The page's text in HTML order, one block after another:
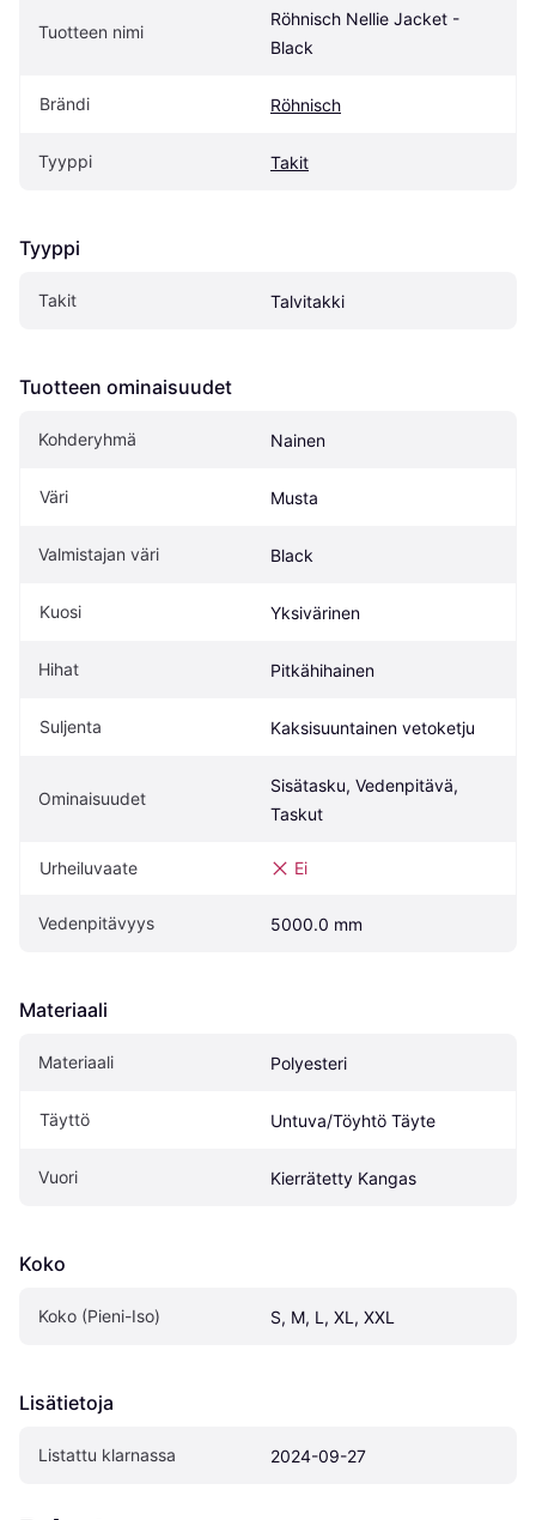
Tuotteen nimi
Röhnisch Nellie Jacket -
Black
Brändi Röhnisch
Tyyppi Takit
Tyyppi
Takit Talvitakki
Tuotteen ominaisuudet
Kohderyhmä Nainen
Väri Musta
Valmistajan väri Black
Kuosi Yksivärinen
Hihat Pitkähihainen
Suljenta Kaksisuuntainen vetoketju
Ominaisuudet
Sisätasku, Vedenpitävä,
Taskut
Urheiluvaate Ei
Vedenpitävyys 5000.0 mm
Materiaali
Materiaali Polyesteri
Täyttö Untuva/Töyhtö Täyte
Vuori Kierrätetty Kangas
Koko
Koko (Pieni-Iso) S, M, L, XL, XXL
Lisätietoja
Listattu klarnassa 2024-09-27